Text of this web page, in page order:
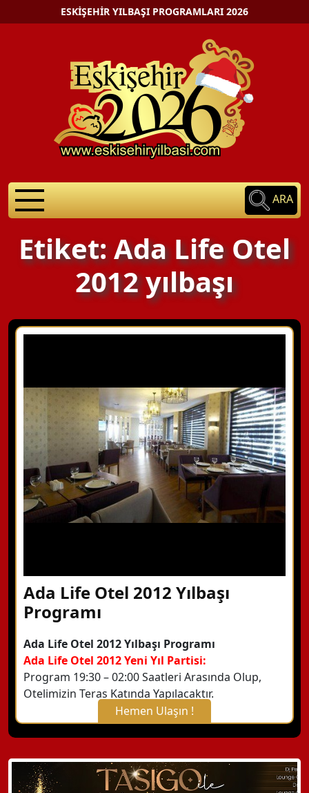
ESKIŞEHIR YILBAŞI PROGRAMLARI 2026
ARA
Etiket: Ada Life Otel
2012 yılbaşı
Ada Life Otel 2012 Yılbaşı
Programı
Ada Life Otel 2012 Yılbaşı Programı
Ada Life Otel 2012 Yeni Yıl Partisi:
Program 19:30 – 02:00 Saatleri Arasında Olup,
Otelimizin Teras Katında Yapılacaktır.
Hemen Ulaşın !
X Kapat
WhatsApp ile Bilgi Alın